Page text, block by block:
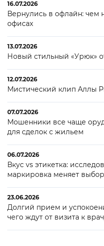
16.07.2026
Вернулись в офлайн: чем
офисах
13.07.2026
Новый стильный «Урюк»
12.07.2026
Мистический клип Аллы
07.07.2026
Мошенники все чаще
для сделок с жильем
06.07.2026
Вкус vs этикетка:
маркировка меняет
23.06.2026
Долгий прием и
чего ждут от визита к